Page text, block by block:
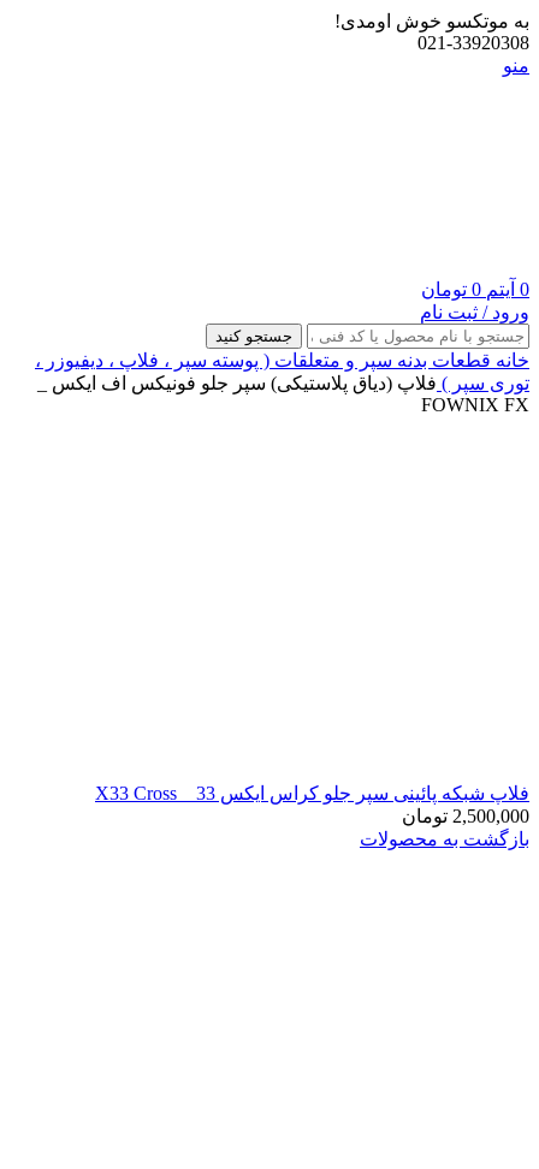
به موتکسو خوش اومدی!
021-33920308
منو
0 آیتم 0 تومان
ورود / ثبت نام
جستجو کنید
خانه قطعات بدنه سپر و متعلقات ( پوسته سپر ، فلاپ ، دیفیوزر ،
توری سپر ) فلاپ (دیاق پلاستیکی) سپر جلو فونیکس اف ایکس _
FOWNIX FX
فلاپ شبکه پائینی سپر جلو کراس ایکس 33 _ X33 Cross
2,500,000 تومان
بازگشت به محصولات